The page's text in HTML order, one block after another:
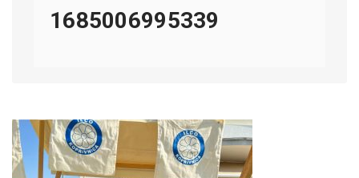
1685006995339